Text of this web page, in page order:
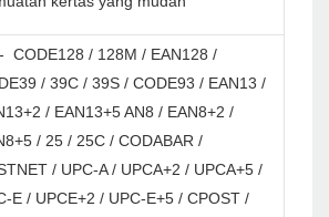
CODE128 / 128M / EAN128 /
/ 39C / 39S / CODE93 / EAN13 /
/ EAN13+5 AN8 / EAN8+2 /
/ 25 / 25C / CODABAR /
/ UPC-A / UPCA+2 / UPCA+5 /
E / UPCE+2 / UPC-E+5 / CPOST /